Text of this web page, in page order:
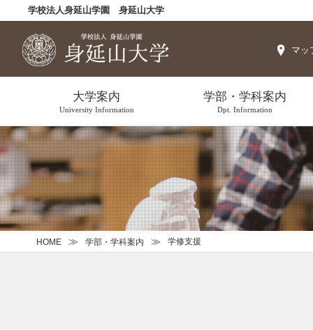
学校法人身延山学園 身延山大学
マッ
大学案内
University Information
学部・学科案内
Dpt. Information
HOME 学部・学科案内 学修支援